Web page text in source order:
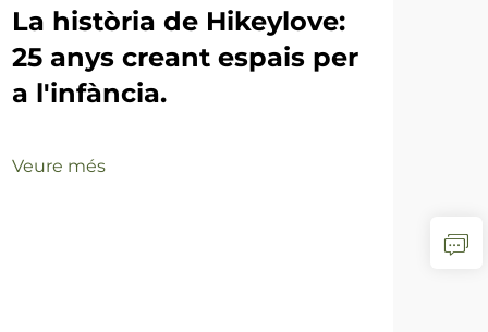
La història de Hikeylove:
25 anys creant espais per
a l'infància.
Veure més